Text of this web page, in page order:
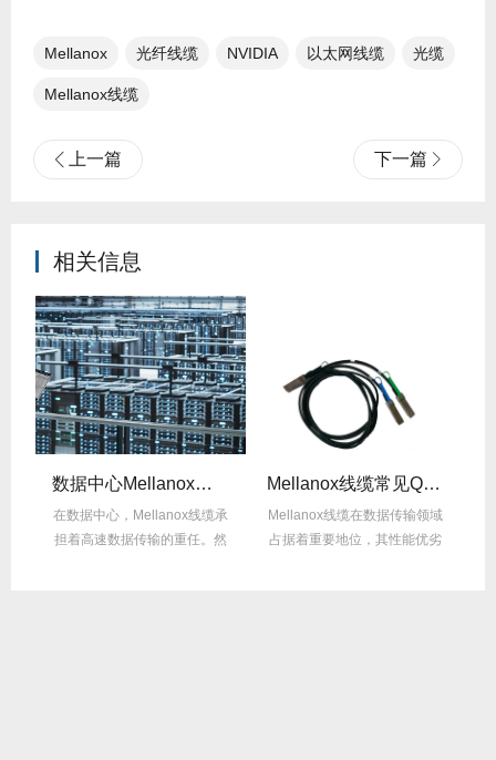
Mellanox 光纤线缆​ NVIDIA 以太网线缆 光缆
Mellanox线缆
上一篇 下一篇
相关信息
数据中心Mellanox线缆散热解决方案
在数据中心，Mellanox线缆承
担着高速数据传输的重任。然
Mellanox线缆常见Q&A：用户最关心的10问
Mellanox线缆在数据传输领域
占据着重要地位，其性能优劣